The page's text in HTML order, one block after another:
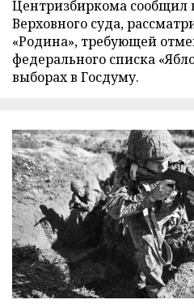
Центризбиркома сообщил
Верховного суда,
«Родина», требующей
федерального списка
выборах в Госдуму.